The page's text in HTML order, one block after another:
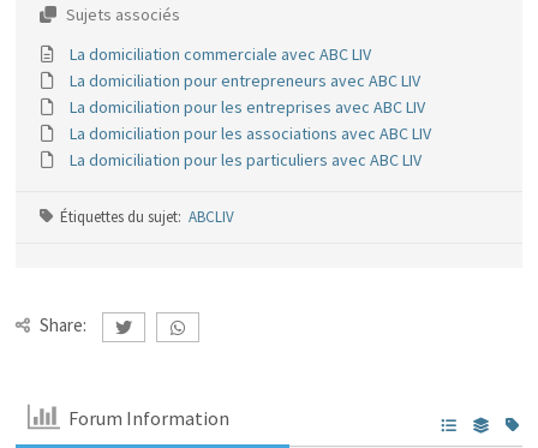
Sujets associés
La domiciliation commerciale avec ABC LIV
La domiciliation pour entrepreneurs avec ABC LIV
La domiciliation pour les entreprises avec ABC LIV
La domiciliation pour les associations avec ABC LIV
La domiciliation pour les particuliers avec ABC LIV
Étiquettes du sujet: ABCLIV
Share:
Forum Information